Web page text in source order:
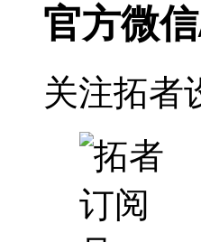
官方微
关注拓者